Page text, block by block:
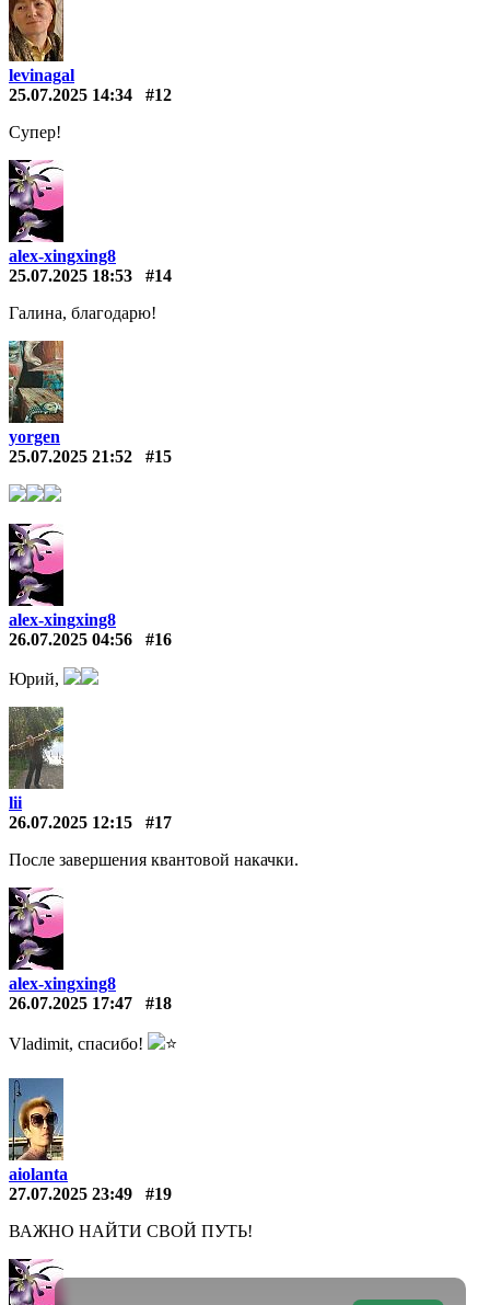
levinagal
25.07.2025 14:34
#12
Супер!
alex-xingxing8
25.07.2025 18:53
#14
Галина, благодарю!
yorgen
25.07.2025 21:52
#15
alex-xingxing8
26.07.2025 04:56
#16
Юрий,
lii
26.07.2025 12:15
#17
После завершения квантовой накачки.
alex-xingxing8
26.07.2025 17:47
#18
Vladimit, спасибо! ⭐
aiolanta
27.07.2025 23:49
#19
ВАЖНО НАЙТИ СВОЙ ПУТЬ!